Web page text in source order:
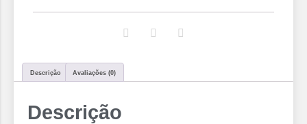
Descrição Avaliações (0)
Descrição